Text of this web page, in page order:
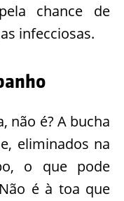
chance de
infecciosas.
não é? A bucha
eliminados na
o que pode
é à toa que